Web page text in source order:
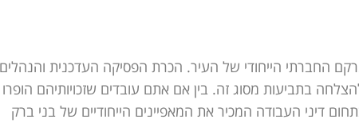
החברתי הייחודי של העיר. הכרת הפסיקה העדכנית והנהלים
בתביעות מסוג זה. בין אם אתם עובדים שזכויותיהם הופרו
דיני העבודה המכיר את המאפיינים הייחודיים של בני ברק